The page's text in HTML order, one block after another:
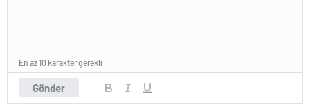
Gönder
En az 10 karakter gerekli